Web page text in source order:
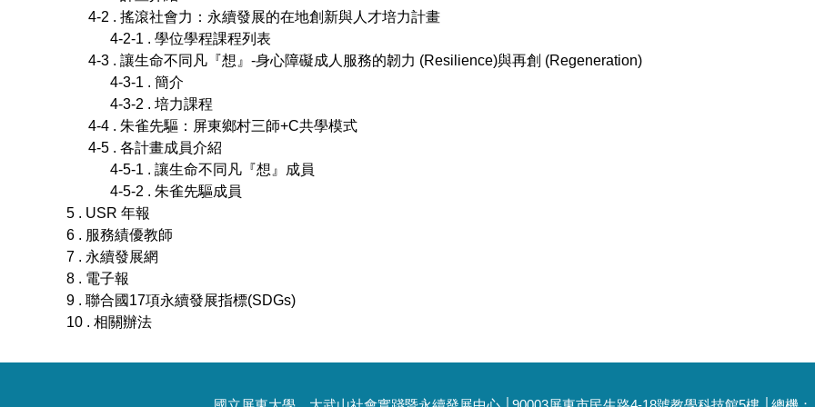
4-2 . 搖滾社會力：永續發展的在地創新與人才培力計畫
4-2-1 . 學位學程課程列表
4-3 . 讓生命不同凡『想』-身心障礙成人服務的韌力 (Resilience)與再創 (Regeneration)
4-3-1 . 簡介
4-3-2 . 培力課程
4-4 . 朱雀先驅：屏東鄉村三師+C共學模式
4-5 . 各計畫成員介紹
4-5-1 . 讓生命不同凡『想』成員
4-5-2 . 朱雀先驅成員
5 . USR 年報
6 . 服務績優教師
7 . 永續發展網
8 . 電子報
9 . 聯合國17項永續發展指標(SDGs)
10 . 相關辦法